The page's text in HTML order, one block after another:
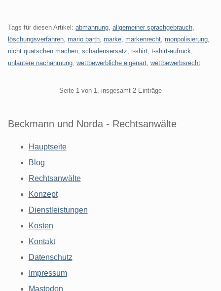
Tags für diesen Artikel: abmahnung allgemeiner sprachgebrauch
löschungsverfahren mario barth marke markenrecht monpolisierung
nicht quatschen machen schadensersatz t-shirt t-shirt-aufruck
unlautere nachahmung wettbewerbliche eigenart wettbewerbsrecht
Seite 1 von 1, insgesamt 2 Einträge
Beckmann und Norda - Rechtsanwälte
Hauptseite
Blog
Rechtsanwälte
Konzept
Dienstleistungen
Kosten
Kontakt
Datenschutz
Impressum
Mastodon